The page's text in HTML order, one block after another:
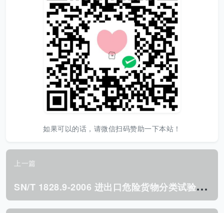
如果可以的话，请微信扫码赞助一下本站！
上一篇
S
N/T 1828.9-2006 进出口危险货物分类试验方法 第9部分:毒性物质.pdf